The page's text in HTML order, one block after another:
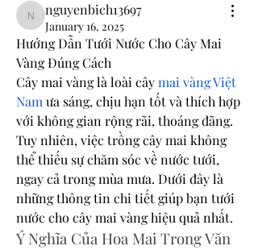
nguyenbich13697
nguyenbich13697
January 16, 2025
Hướng Dẫn Tưới Nước Cho Cây Mai
Vàng Đúng Cách
Cây mai vàng là loài cây mai vàng Việt
Nam ưa sáng, chịu hạn tốt và thích hợp
với không gian rộng rãi, thoáng đãng.
Tuy nhiên, việc trồng cây mai không
thể thiếu sự chăm sóc về nước tưới,
ngay cả trong mùa mưa. Dưới đây là
những thông tin chi tiết giúp bạn tưới
nước cho cây mai vàng hiệu quả nhất.
Ý Nghĩa Của Hoa Mai Trong Văn